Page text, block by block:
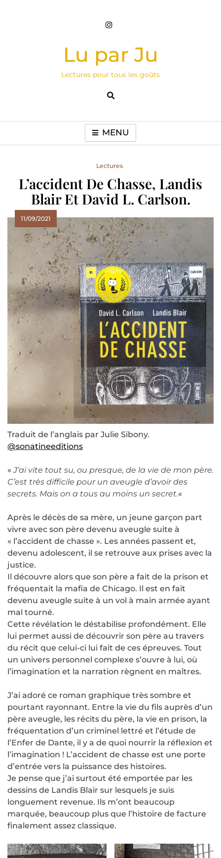
Lu par Ju
Lectures pour tous les goûts
MENU
Lectures
L’accident De Chasse, Landis
Blair Et David L. Carlson.
11/09/2021
Traduit de l’anglais par Julie Sibony.
@sonatineeditions
«J’ai vite tout su, ou presque, de la vie de mon père.
C’est très difficile pour un aveugle d’avoir des
secrets. Mais on a tous au moins un secret.«
Après le décès de sa mère, un jeune garçon part
vivre avec son père devenu aveugle suite à
« l’accident de chasse ». Les années passent et,
devenu adolescent, il se retrouve aux prises avec la
justice.
Il découvre alors que son père a fait de la prison et
fréquentait la mafia de Chicago. Il est en fait
devenu aveugle suite à un vol à main armée ayant
mal tourné.
Cette révélation le déstabilise profondément. Elle
lui permet aussi de découvrir son père au travers
du récit que celui-ci lui fait de ces épreuves. Tout
un univers personnel complexe s’ouvre à lui, où
l’imagination et la narration règnent en maîtres.
J’ai adoré ce roman graphique très sombre et
pourtant rayonnant. Entre la vie du fils auprès d’un
père aveugle, les récits du père, la vie en prison, la
fréquentation d’un criminel lettré et l’étude de
l’Enfer de Dante, il y a de quoi nourrir la réflexion et
l’imagination ! L’accident de chasse est une porte
d’entrée vers la puissance des histoires.
Je pense que j’ai surtout été emportée par les
dessins de Landis Blair sur lesquels je suis
longuement revenue. Ils m’ont beaucoup
marquée, beaucoup plus que l’histoire de facture
finalement assez classique.